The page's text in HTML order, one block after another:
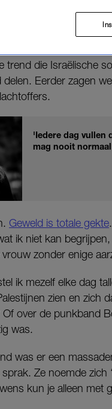
martelt.
artikel gaat over
trend die Israëlische
Eerder zagen
'Iedere dag vullen
mag nooit
Geweld is totale gekte
ik niet kan
zonder enige
ik mezelf elke dag
zien en zich
Of over de punkband
was.
was er een
sprak. Ze noemde zich
kun je alleen met